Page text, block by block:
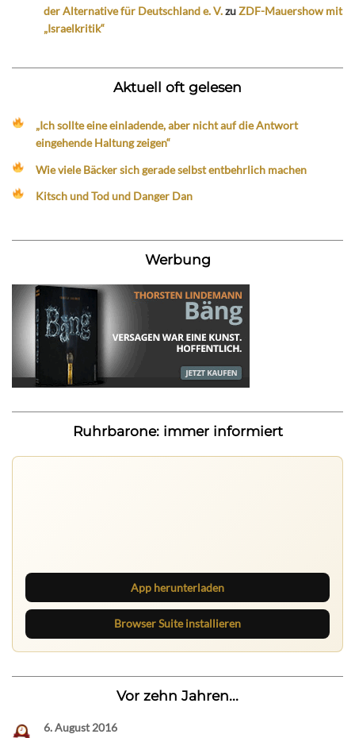
der Alternative für Deutschland e. V.zuZDF-Mauershow mit
„Israelkritik“
Aktuell oft gelesen
„Ich sollte eine einladende, aber nicht auf die Antwort
eingehende Haltung zeigen“
Wie viele Bäcker sich gerade selbst entbehrlich machen
Kitsch und Tod und Danger Dan
Werbung
Ruhrbarone: immer informiert
App herunterladen
Browser Suite installieren
Vor zehn Jahren...
6. August 2016